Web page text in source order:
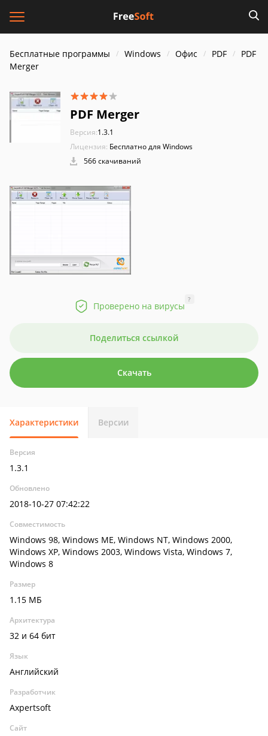
Бесплатные программы Windows Офис PDF
PDF
Merger
PDF Merger
Версия:1.3.1
Лицензия: Бесплатно для Windows
566 скачиваний
Проверено на вирусы
?
Поделиться ссылкой
Скачать
Характеристики Версии
Версия
1.3.1
Обновлено
2018-10-27 07:42:22
Совместимость
Windows 98, Windows ME, Windows NT, Windows 2000,
Windows XP, Windows 2003, Windows Vista, Windows 7,
Windows 8
Размер
1.15 МБ
Архитектура
32 и 64 бит
Язык
Английский
Разработчик
Axpertsoft
Сайт